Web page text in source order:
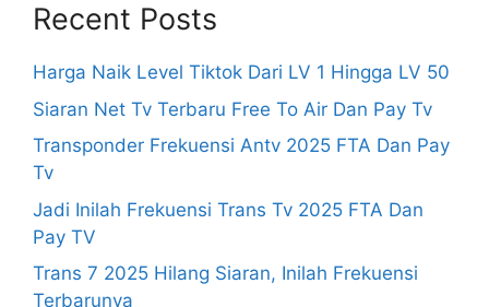
Recent Posts
Harga Naik Level Tiktok Dari LV 1 Hingga LV 50
Siaran Net Tv Terbaru Free To Air Dan Pay Tv
Transponder Frekuensi Antv 2025 FTA Dan Pay
Tv
Jadi Inilah Frekuensi Trans Tv 2025 FTA Dan
Pay TV
Trans 7 2025 Hilang Siaran, Inilah Frekuensi
Terbarunya